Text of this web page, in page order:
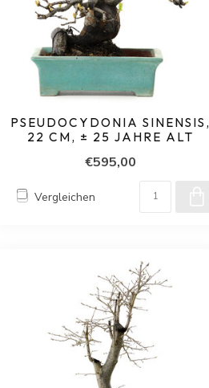
PSEUDOCYDONIA SINENSIS,
22 CM, ± 25 JAHRE ALT
€595,00
Vergleichen